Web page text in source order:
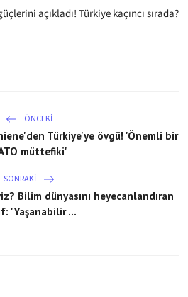
açıkladı! Türkiye kaçıncı sırada?
ÖNCEKI
Türkiye'ye övgü! 'Önemli bir
müttefiki'
SONRAKI
Bilim dünyasını heyecanlandıran
'Yaşanabilir ...